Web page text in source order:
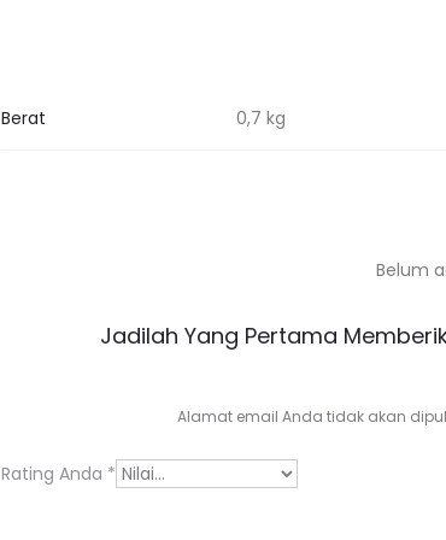
Berat 0,7 kg
s
Belum
Jadilah Yang Pertama
Alamat email Anda tidak akan
Rating Anda *